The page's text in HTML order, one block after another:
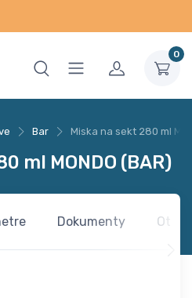
0
Bar Miska na sekt 280 ml
ml MONDO (BAR)
Dokumenty